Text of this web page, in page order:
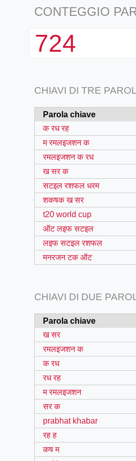
navy-blue/
plant-equipment/scrap-shredder-
CONTEGGIO
724
CHIAVI DI TRE
Parola chiave
क रध रह
म रमलइजशन क
रमलइजशन क रध
ख सर क
सटइल रशफल धरम
शकषक ख सर
t20 world cup
ऑट लइफ सटइल
लइफ सटइल रशफल
मनरजन टक ऑट
CHIAVI DI DUE
Parola chiave
ख सर
रमलइजशन क
क रध
रध रह
म रमलइजशन
सर क
prabhat khabar
रह ह
कष म